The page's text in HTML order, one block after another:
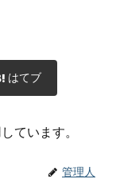
はてブ
ています。
管理人